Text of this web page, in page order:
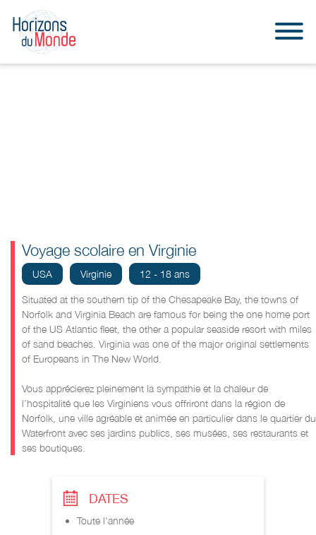
Voyage scolaire en Virginie
USA Virginie 12 - 18 ans
Situated at the southern tip of the Chesapeake Bay, the towns of
Norfolk and Virginia Beach are famous for being the one home port
of the US Atlantic fleet, the other a popular seaside resort with miles
of sand beaches. Virginia was one of the major original settlements
of Europeans in The New World.
Vous apprécierez pleinement la sympathie et la chaleur de
l’hospitalité que les Virginiens vous offriront dans la région de
Norfolk, une ville agréable et animée en particulier dans le quartier du
Waterfront avec ses jardins publics, ses musées, ses restaurants et
ses boutiques.
DATES
Toute l'année